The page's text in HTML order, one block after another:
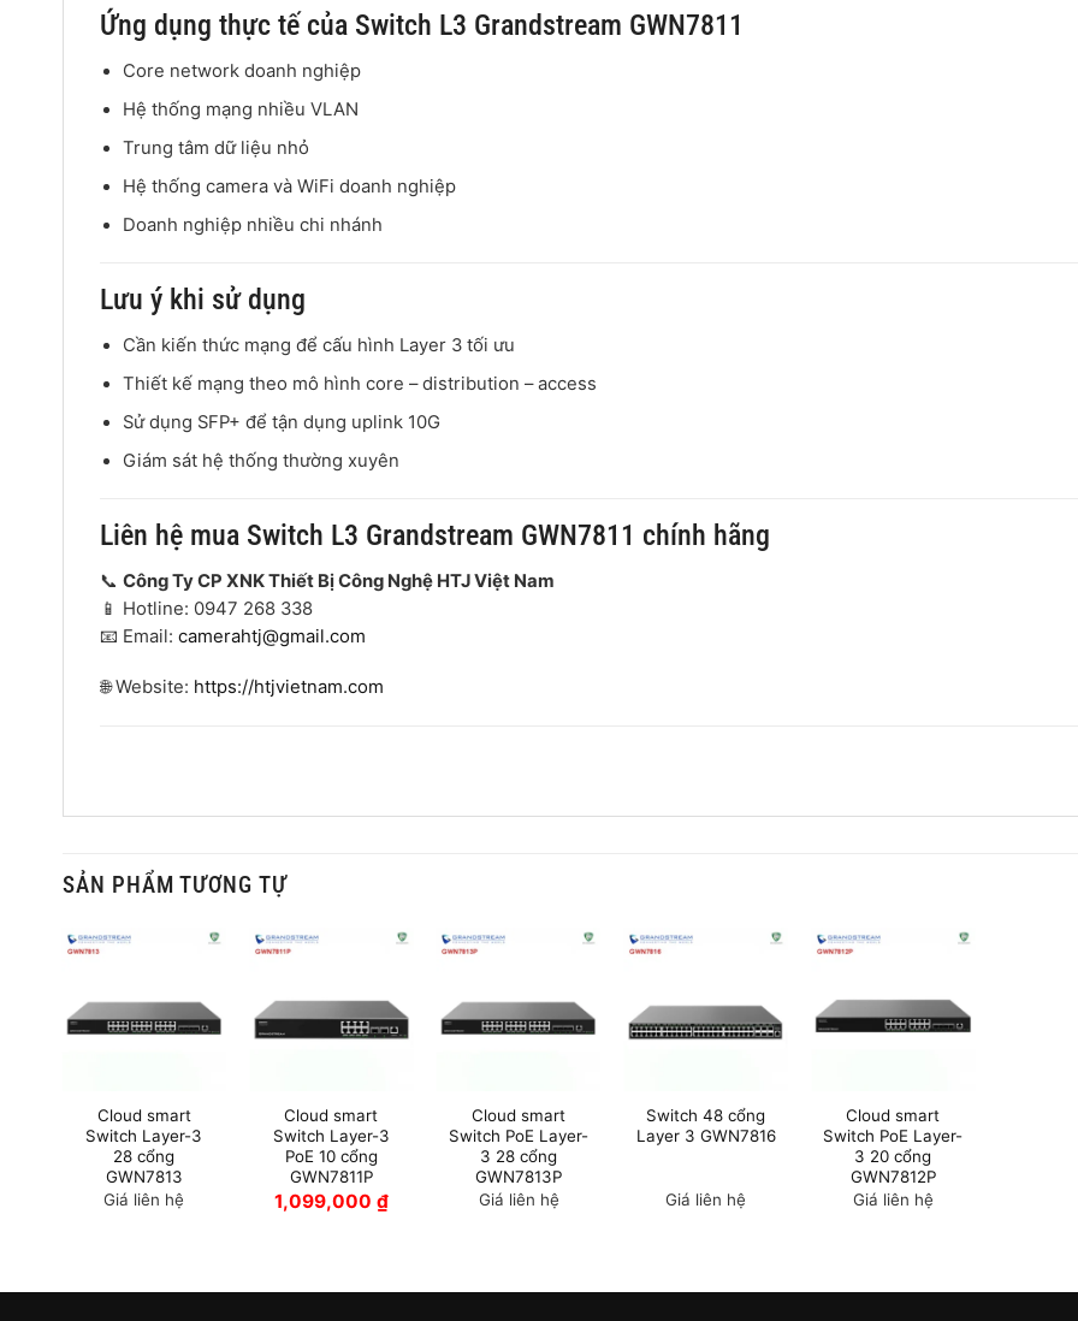
Ứng dụng thực tế của Switch L3 Grandstream GWN7811
Core network doanh nghiệp
Hệ thống mạng nhiều VLAN
Trung tâm dữ liệu nhỏ
Hệ thống camera và WiFi doanh nghiệp
Doanh nghiệp nhiều chi nhánh
Lưu ý khi sử dụng
Cần kiến thức mạng để cấu hình Layer 3 tối ưu
Thiết kế mạng theo mô hình core – distribution – access
Sử dụng SFP+ để tận dụng uplink 10G
Giám sát hệ thống thường xuyên
Liên hệ mua Switch L3 Grandstream GWN7811 chính hãng
📞 Công Ty CP XNK Thiết Bị Công Nghệ HTJ Việt Nam
📱 Hotline: 0947 268 338
📧 Email: camerahtj@gmail.com
🌐 Website: https://htjvietnam.com
SẢN PHẨM TƯƠNG TỰ
Cloud smart
Switch Layer-3
28 cổng
GWN7813
Giá liên hệ
Cloud smart
Switch Layer-3
PoE 10 cổng
GWN7811P
1,099,000 ₫
Cloud smart
Switch PoE Layer-
3 28 cổng
GWN7813P
Giá liên hệ
Switch 48 cổng
Layer 3 GWN7816
Giá liên hệ
Cloud smart
Switch PoE Layer-
3 20 cổng
GWN7812P
Giá liên hệ